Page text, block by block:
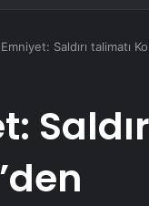
Emniyet: Saldırı talimatı